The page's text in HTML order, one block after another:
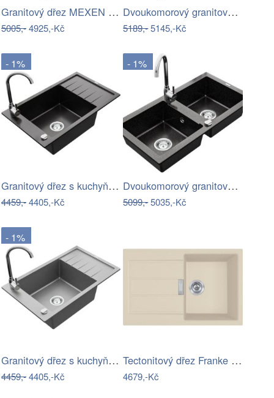
Granitový dřez MEXEN BRUNO 79,5x49,5 cm…
5005,-4925,-Kč
Dvoukomorový granitový dřez MEXEN MARIO…
5189,-5145,-Kč
- 1%
Granitový dřez s kuchyňskou baterií…
4459,-4405,-Kč
- 1%
Dvoukomorový granitový dřez MEXEN MARIO…
5099,-5035,-Kč
- 1%
Granitový dřez s kuchyňskou baterií…
4459,-4405,-Kč
Tectonitový dřez Franke S2D 611-78…
4679,-Kč